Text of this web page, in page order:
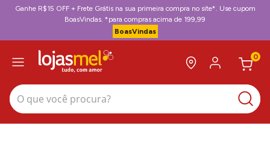
Ganhe R$15 OFF + Frete Grátis na sua primeira compra no site*. Use cupom
BoasVindas. *para compras acima de 199,99
BoasVindas
0
O que você procura?